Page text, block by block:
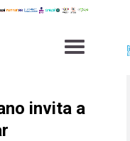
invita a